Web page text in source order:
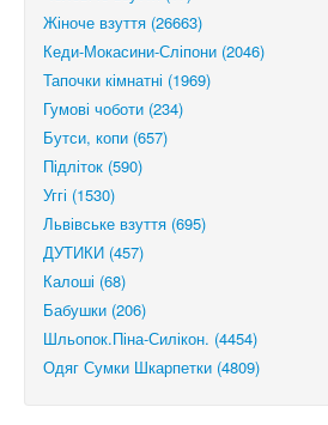
Жіноче взуття (26663)
Кеди-Мокасини-Сліпони (2046)
Тапочки кімнатні (1969)
Гумові чоботи (234)
Бутси, копи (657)
Підліток (590)
Уггі (1530)
Львівське взуття (695)
ДУТИКИ (457)
Калоші (68)
Бабушки (206)
Шльопок.Піна-Силікон. (4454)
Одяг Сумки Шкарпетки (4809)